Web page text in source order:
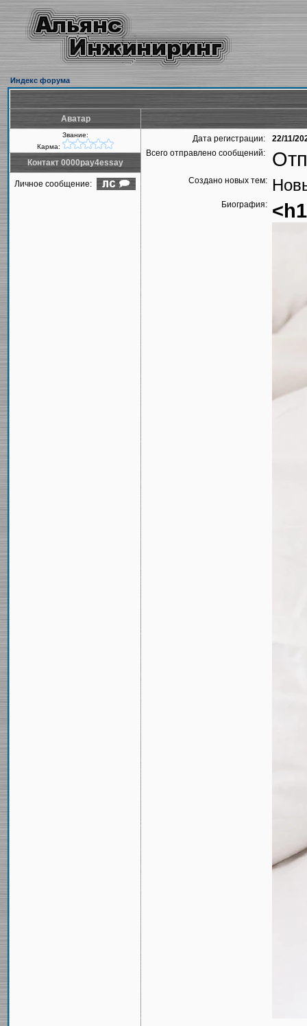
Индекс форума
Аватар
Звание:
Карма:
Дата регистрации:
22/11/
Всего отправлено сообщений:
Создано новых тем:
Биография:
Контакт 0000pay4essay
Личное сообщение: